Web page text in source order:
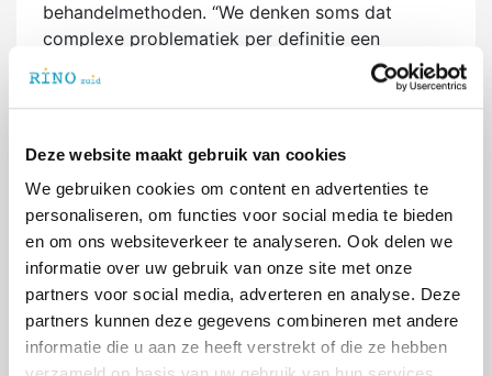
Deze website maakt gebruik van cookies
We gebruiken cookies om content en advertenties te
personaliseren, om functies voor social media te bieden
en om ons websiteverkeer te analyseren. Ook delen we
informatie over uw gebruik van onze site met onze
partners voor social media, adverteren en analyse. Deze
partners kunnen deze gegevens combineren met andere
informatie die u aan ze heeft verstrekt of die ze hebben
behandelmethoden. “We denken soms dat
complexe problematiek per definitie een
complexe aanpak nodig heeft. Maar dat is niet
altijd zo.”
nieuwsgierigheid
Als hoofdopleider bij RINO Zuid wil Sandra
toekomstige klinisch psychologen opleiden tot
kritische, nieuwsgierige professionals. “Durf te
puzzelen,” zegt ze. “En vraag hulp waar nodig.”
Ze ziet opleiden niet alleen als kennisoverdracht,
maar als het stimuleren van een houding: open,